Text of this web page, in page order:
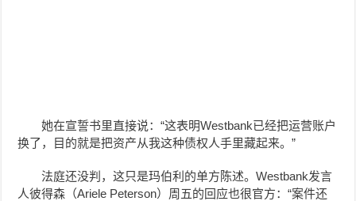
她在宣誓书里直接说：“这表明Westbank已经把运营账户
换了，目的就是把资产从我这种债权人手里藏起来。”
法庭还没判，这只是玛伯利的单方陈述。Westbank发言
人彼得森（Ariele Peterson）周五的回应也很官方：“案件还